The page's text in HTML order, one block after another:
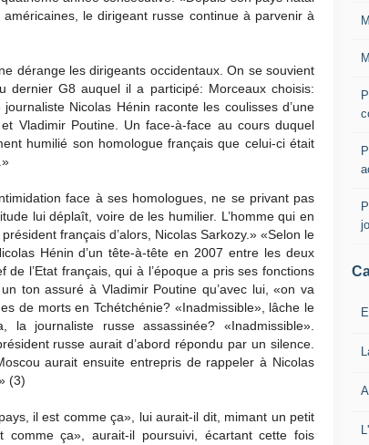
le dirigeant russe continue à parvenir à
dérange les dirigeants occidentaux. On se souvient
G8 auquel il a participé: Morceaux choisis:
Nicolas Hénin raconte les coulisses d’une
Vladimir Poutine. Un face-à-face au cours duquel
humilié son homologue français que celui-ci était
face à ses homologues, ne se privant pas
lui déplaît, voire de les humilier. L’homme qui en
français d’alors, Nicolas Sarkozy.» «Selon le
Hénin d’un tête-à-tête en 2007 entre les deux
l’Etat français, qui à l’époque a pris ses fonctions
ton assuré à Vladimir Poutine qu’avec lui, «on va
de morts en Tchétchénie? «Inadmissible», lâche le
la journaliste russe assassinée? «Inadmissible».
russe aurait d’abord répondu par un silence.
aurait ensuite entrepris de rappeler à Nicolas
(3)
il est comme ça», lui aurait-il dit, mimant un petit
ça», aurait-il poursuivi, écartant cette fois